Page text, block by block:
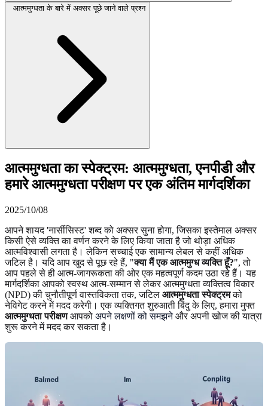
आत्ममुग्धता के बारे में अक्सर पूछे जाने वाले प्रश्न
आत्ममुग्धता का स्पेक्ट्रम: आत्ममुग्धता, एनपीडी और
हमारे आत्ममुग्धता परीक्षण पर एक अंतिम मार्गदर्शिका
2025/10/08
आपने शायद 'नार्सीसिस्ट' शब्द को अक्सर सुना होगा, जिसका इस्तेमाल अक्सर
किसी ऐसे व्यक्ति का वर्णन करने के लिए किया जाता है जो थोड़ा अधिक
आत्मविश्वासी लगता है। लेकिन सच्चाई एक सामान्य लेबल से कहीं अधिक
जटिल है। यदि आप खुद से पूछ रहे हैं, "क्या मैं एक आत्ममुग्ध व्यक्ति हूँ?", तो
आप पहले से ही आत्म-जागरूकता की ओर एक महत्वपूर्ण कदम उठा रहे हैं। यह
मार्गदर्शिका आपको स्वस्थ आत्म-सम्मान से लेकर आत्ममुग्धता व्यक्तित्व विकार
(NPD) की चुनौतीपूर्ण वास्तविकता तक, जटिल आत्ममुग्धता स्पेक्ट्रमको
नेविगेट करने में मदद करेगी। एक व्यक्तिगत शुरुआती बिंदु के लिए, हमारा मुफ्त
आत्ममुग्धता परीक्षणआपको अपने लक्षणों को समझनेऔर अपनी खोज की यात्रा
शुरू करने में मदद कर सकता है।